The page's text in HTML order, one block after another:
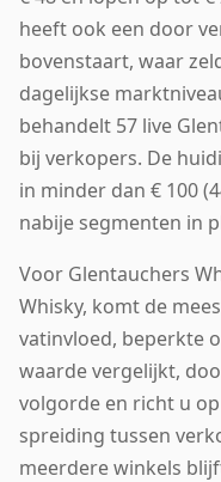
heeft ook een door
bovenstaart, waar
dagelijkse
behandelt 57 live
bij verkopers. De
in minder dan € 100
nabije segmenten in
Voor Glentauchers
Whisky, komt de
vatinvloed, beperkte
waarde vergelijkt,
volgorde en richt u
spreiding tussen
meerdere winkels